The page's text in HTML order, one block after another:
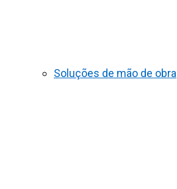
Soluções de mão de obra